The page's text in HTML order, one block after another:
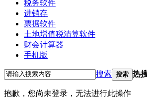
税务软件
进销存
票据软件
土地增值税清算软件
财会计算器
手机版
搜索 搜索 热
抱歉，您尚未登录，无法进行此操作